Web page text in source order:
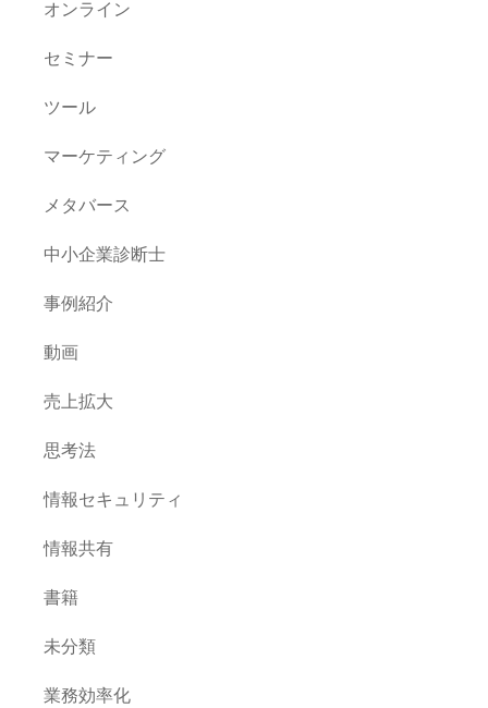
オンライン
セミナー
ツール
マーケティング
メタバース
中小企業診断士
事例紹介
動画
売上拡大
思考法
情報セキュリティ
情報共有
書籍
未分類
業務効率化